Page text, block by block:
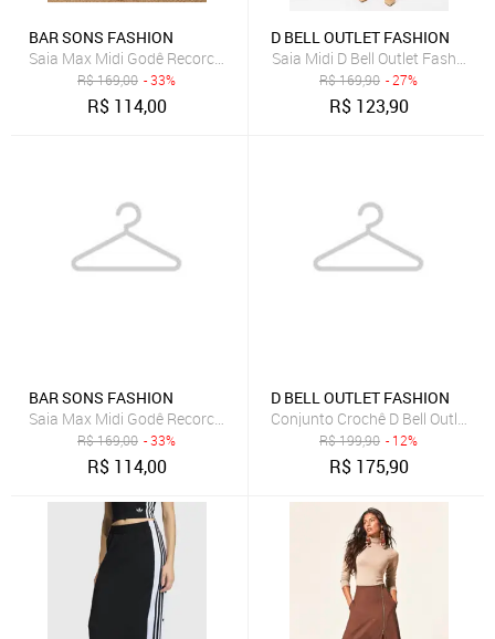
BAR SONS FASHION
Saia Max Midi Godê Recorco Assimetrico Cintura Alta em Linho
R$169,00 - 33%
R$ 114,00
D BELL OUTLET FASHION
Saia Midi D Bell Outlet Fashion
R$169,90 - 27%
R$ 123,90
BAR SONS FASHION
Saia Max Midi Godê Recorco Assimetrico Cintura Alta em Linho
R$169,00 - 33%
R$ 114,00
D BELL OUTLET FASHION
Conjunto Crochê D Bell Outlet
R$199,90 - 12%
R$ 175,90